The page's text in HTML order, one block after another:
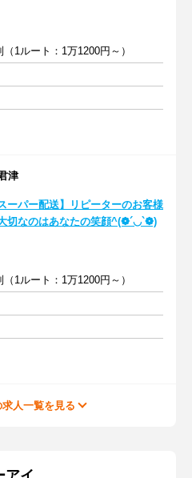
1ルート：1万1200円～）
津
ーパー配送】リピーターのお客様
切なのはあなたの笑顔^(❁´◡`❁)
1ルート：1万1200円～）
人一覧を見る